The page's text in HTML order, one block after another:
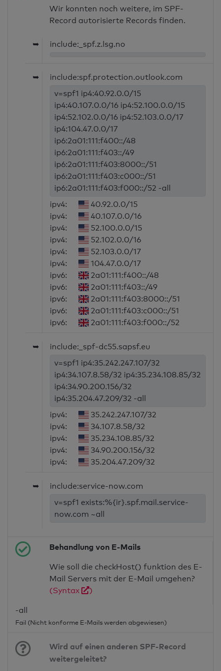
Wir konnten noch weitere, im SPF-
Record autorisierte Records finden.
➥ include:_spf.z.lsg.no
➥
include:spf.protection.outlook.com
v=spf1 ip4:40.92.0.0/15
ip4:40.107.0.0/16 ip4:52.100.0.0/15
ip4:52.102.0.0/16 ip4:52.103.0.0/17
ip4:104.47.0.0/17
ip6:2a01:111:f400::/48
ip6:2a01:111:f403::/49
ip6:2a01:111:f403:8000::/51
ip6:2a01:111:f403:c000::/51
ip6:2a01:111:f403:f000::/52 -all
ipv4:
40.92.0.0/15
ipv4:
40.107.0.0/16
ipv4:
52.100.0.0/15
ipv4:
52.102.0.0/16
ipv4:
52.103.0.0/17
ipv4:
104.47.0.0/17
ipv6:
2a01:111:f400::/48
ipv6:
2a01:111:f403::/49
ipv6:
2a01:111:f403:8000::/51
ipv6:
2a01:111:f403:c000::/51
ipv6:
2a01:111:f403:f000::/52
➥
include:_spf-dc55.sapsf.eu
v=spf1 ip4:35.242.247.107/32
ip4:34.107.8.58/32 ip4:35.234.108.85/32
ip4:34.90.200.156/32
ip4:35.204.47.209/32 -all
ipv4:
35.242.247.107/32
ipv4:
34.107.8.58/32
ipv4:
35.234.108.85/32
ipv4:
34.90.200.156/32
ipv4:
35.204.47.209/32
➥
include:service-now.com
v=spf1 exists:%{ir}.spf.mail.service-
now.com ~all
Behandlung von E-Mails
Wie soll die checkHost() funktion des E-
Mail Servers mit der E-Mail umgehen?
(Syntax
)
-all
Fail (Nicht konforme E-Mails werden abgewiesen)
Wird auf einen anderen SPF-Record
weitergeleitet?